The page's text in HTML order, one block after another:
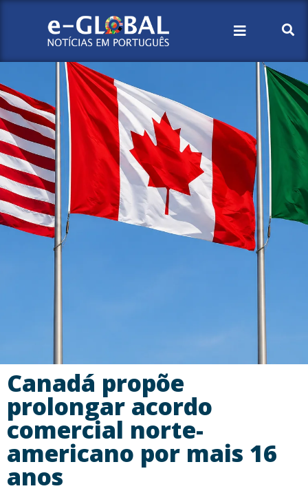
Canadá propõe
prolongar acordo
comercial norte-
americano por mais 16
anos